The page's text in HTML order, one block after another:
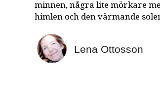
minnen, några lite mörkare
himlen och den värmande
Lena Ottosson